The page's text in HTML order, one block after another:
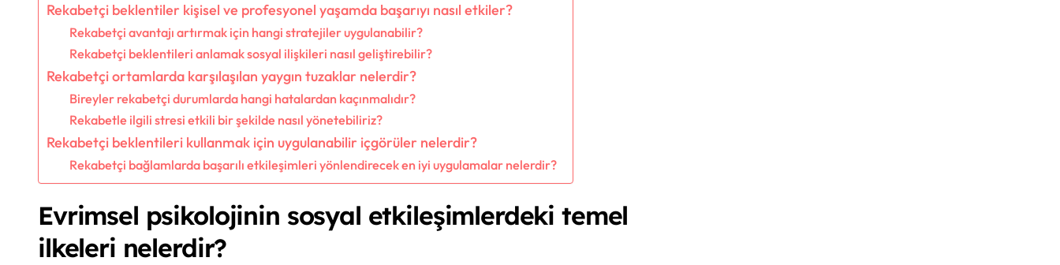
Rekabetçi beklentiler kişisel ve profesyonel yaşamda başarıyı nasıl etkiler?
Rekabetçi avantajı artırmak için hangi stratejiler uygulanabilir?
Rekabetçi beklentileri anlamak sosyal ilişkileri nasıl geliştirebilir?
Rekabetçi ortamlarda karşılaşılan yaygın tuzaklar nelerdir?
Bireyler rekabetçi durumlarda hangi hatalardan kaçınmalıdır?
Rekabetle ilgili stresi etkili bir şekilde nasıl yönetebiliriz?
Rekabetçi beklentileri kullanmak için uygulanabilir içgörüler nelerdir?
Rekabetçi bağlamlarda başarılı etkileşimleri yönlendirecek en iyi uygulamalar nelerdir?
Evrimsel psikolojinin sosyal etkileşimlerdeki temel
ilkeleri nelerdir?